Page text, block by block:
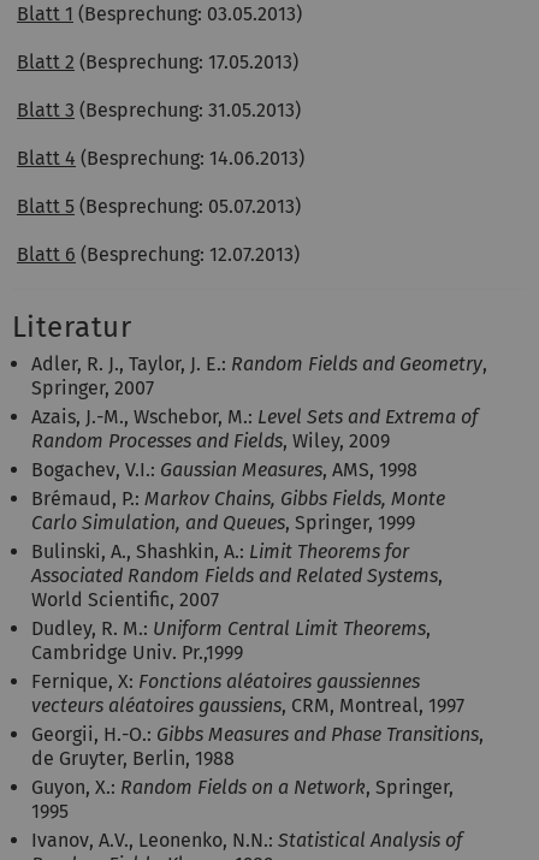
Blatt 1 (Besprechung: 03.05.2013)
Blatt 2 (Besprechung: 17.05.2013)
Blatt 3 (Besprechung: 31.05.2013)
Blatt 4 (Besprechung: 14.06.2013)
Blatt 5 (Besprechung: 05.07.2013)
Blatt 6 (Besprechung: 12.07.2013)
Literatur
Adler, R. J., Taylor, J. E.: Random Fields and Geometry,
Springer, 2007
Azais, J.-M., Wschebor, M.: Level Sets and Extrema of
Random Processes and Fields, Wiley, 2009
Bogachev, V.I.: Gaussian Measures, AMS, 1998
Brémaud, P.: Markov Chains, Gibbs Fields, Monte
Carlo Simulation, and Queues, Springer, 1999
Bulinski, A., Shashkin, A.: Limit Theorems for
Associated Random Fields and Related Systems,
World Scientific, 2007
Dudley, R. M.: Uniform Central Limit Theorems,
Cambridge Univ. Pr.,1999
Fernique, X: Fonctions aléatoires gaussiennes
vecteurs aléatoires gaussiens, CRM, Montreal, 1997
Georgii, H.-O.: Gibbs Measures and Phase Transitions,
de Gruyter, Berlin, 1988
Guyon, X.: Random Fields on a Network, Springer,
1995
Ivanov, A.V., Leonenko, N.N.: Statistical Analysis of